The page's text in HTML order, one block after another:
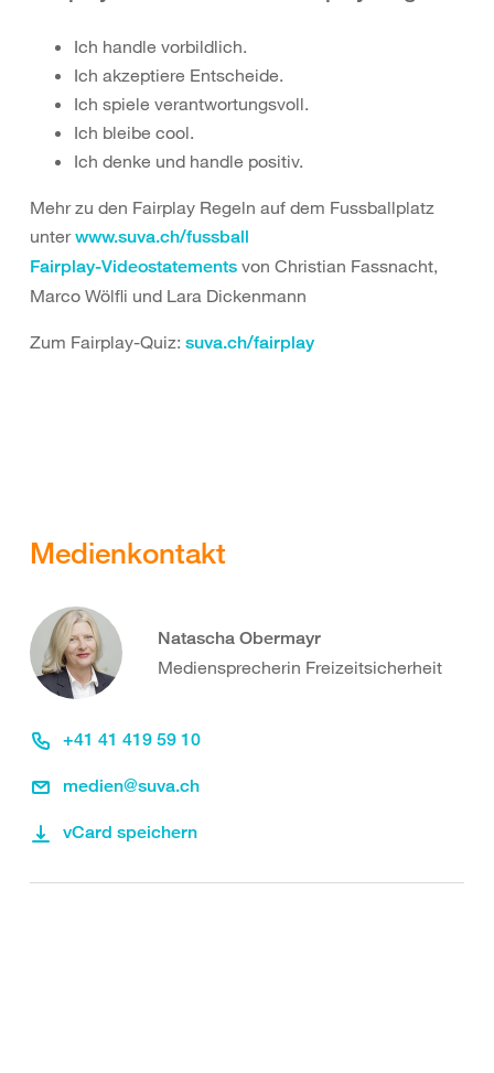
Ich handle vorbildlich.
Ich akzeptiere Entscheide.
Ich spiele verantwortungsvoll.
Ich bleibe cool.
Ich denke und handle positiv.
Mehr zu den Fairplay Regeln auf dem Fussballplatz
unterwww.suva.ch/fussball
Fairplay-Videostatements von Christian Fassnacht,
Marco Wölfli und Lara Dickenmann
Zum Fairplay-Quiz: suva.ch/fairplay
Medienkontakt
Natascha Obermayr
Mediensprecherin Freizeitsicherheit
+41 41 419 59 10
medien@suva.ch
vCard speichern